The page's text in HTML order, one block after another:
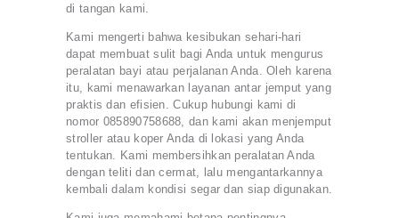
di tangan kami.
Kami mengerti bahwa kesibukan sehari-hari
dapat membuat sulit bagi Anda untuk mengurus
peralatan bayi atau perjalanan Anda. Oleh karena
itu, kami menawarkan layanan antar jemput yang
praktis dan efisien. Cukup hubungi kami di
nomor 085890758688, dan kami akan menjemput
stroller atau koper Anda di lokasi yang Anda
tentukan. Kami membersihkan peralatan Anda
dengan teliti dan cermat, lalu mengantarkannya
kembali dalam kondisi segar dan siap digunakan.